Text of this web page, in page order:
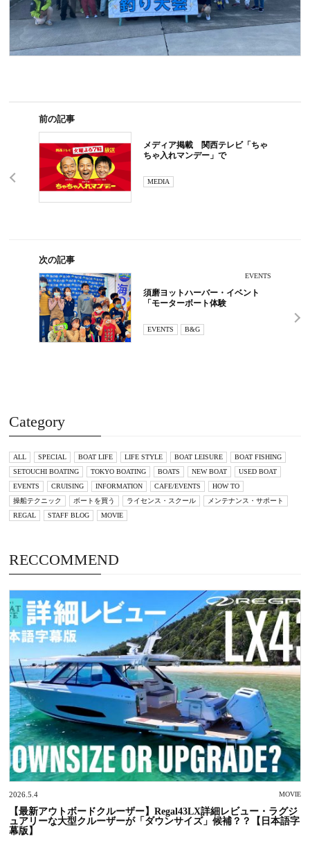
前の記事
メディア掲載 関西テレビ「ちゃ
ちゃ入れマンデー」で
MEDIA
次の記事
EVENTS
須磨ヨットハーバー・イベント
「モーターボート体験
EVENTS B&G
Category
ALL SPECIAL BOAT LIFE LIFE STYLE BOAT LEISURE
BOAT FISHING
SETOUCHI BOATING
TOKYO BOATING BOATS NEW BOAT
USED BOAT
EVENTS
CRUISING INFORMATION CAFE/EVENTS
HOW TO
操船テクニック
ボートを買う ライセンス・スクール
メンテナンス・サポート
REGAL
STAFF BLOG MOVIE
RECCOMMEND
2026.5.4 MOVIE
【最新アウトボードクルーザー】Regal43LX詳細レビュー・ラグジ
ュアリーな大型クルーザーが「ダウンサイズ」候補？？【日本語字
幕版】